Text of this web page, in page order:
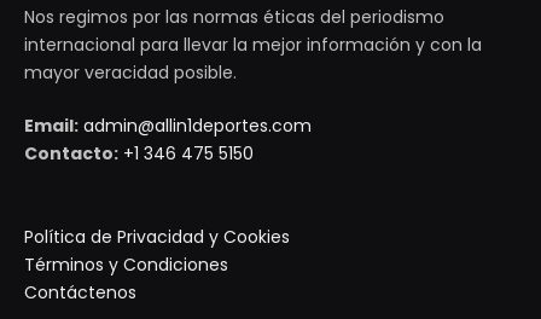
Nos regimos por las normas éticas del periodismo
internacional para llevar la mejor información y con la
mayor veracidad posible.
Email: admin@allin1deportes.com
Contacto: +1 346 475 5150
Política de Privacidad y Cookies
Términos y Condiciones
Contáctenos